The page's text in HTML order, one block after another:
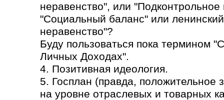
неравенство", или
"Социальный баланс" или
неравенство"?
Буду пользоваться пока термином
Личных Доходах".
4. Позитивная идеология.
5. Госплан (правда, положительное
на уровне отраслевых и товарных